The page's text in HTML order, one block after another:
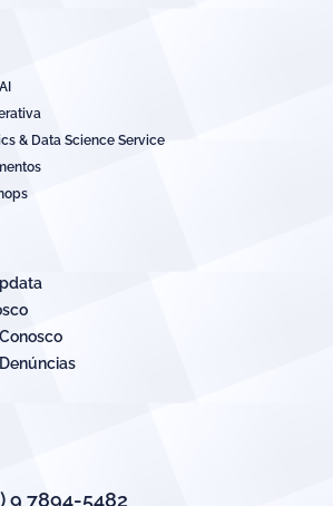
& Data Science Service
9 7894-5482